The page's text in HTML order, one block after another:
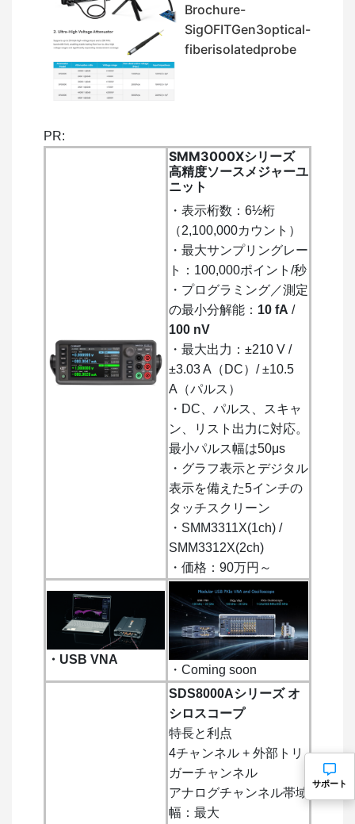
Brochure-
SigOFITGen3optical-
fiberisolatedprobe
PR:
SMM3000Xシリーズ
高精度ソースメジャーユ
ニット
・表示桁数：6½桁
（2,100,000カウント）
・最大サンプリングレー
ト：100,000ポイント/秒
・プログラミング／測定
の最小分解能： 10 fA /
100 nV
・最大出力：±210 V /
±3.03 A（DC）/ ±10.5
A（パルス）
・DC、パルス、スキャ
ン、リスト出力に対応。
最小パルス幅は50μs
・グラフ表示とデジタル
表示を備えた5インチの
タッチスクリーン
・SMM3311X(1ch) /
SMM3312X(2ch)
・価格：90万円～
・USB VNA
・Coming soon
SDS8000Aシリーズ オ
シロスコープ
特長と利点
4チャンネル + 外部トリ
ガーチャンネル
アナログチャンネル帯域
幅：最大
サポート